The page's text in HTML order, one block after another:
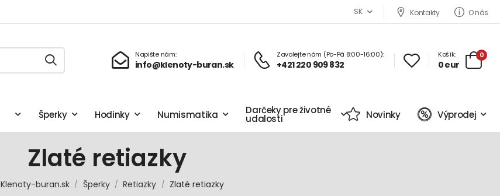
SK Kontakty O nás
Napište nám:
info@klenoty-buran.sk
Zavolejte nám (Po-Pá 8:00-16:00):
+421 220 909 832
Košík:
0 eur
0
Šperky Hodinky Numismatika Darčeky pre životné
udalosti Novinky Výprodej
Zlaté retiazky
Klenoty-buran.sk / Šperky / Retiazky / Zlaté retiazky